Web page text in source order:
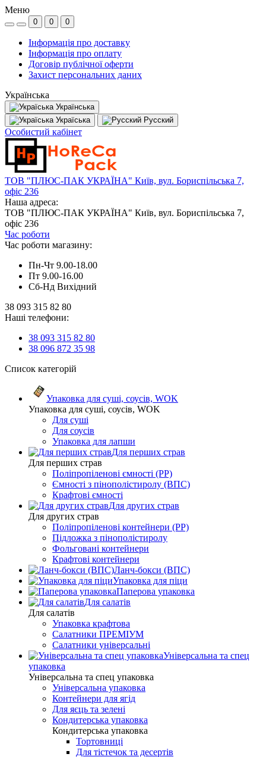
Меню
0 0 0
Інформація про доставку
Інформація про оплату
Договір публічної оферти
Захист персональних даних
Українська
Українська
Україська
Русский
Особистий кабінет
ТОВ "ПЛЮС-ПАК УКРАЇНА" Київ, вул. Бориспільська 7,
офіс 236
Наша адреса:
ТОВ "ПЛЮС-ПАК УКРАЇНА" Київ, вул. Бориспільська 7,
офіс 236
Час роботи
Час роботи магазину:
Пн-Чт 9.00-18.00
Пт 9.00-16.00
Сб-Нд Вихідний
38 093 315 82 80
Наші телефони:
38 093 315 82 80
38 096 872 35 98
Список категорій
Упаковка для суші, соусів, WOK
Упаковка для суші, соусів, WOK
Для суші
Для соусів
Упаковка для лапши
Для перших страв
Для перших страв
Поліпропіленові ємності (PP)
Ємності з пінополістиролу (ВПС)
Крафтові ємності
Для других страв
Для других страв
Поліпропіленові контейнери (PP)
Підложка з пінополістиролу
Фольговані контейнери
Крафтові контейнери
Ланч-бокси (ВПС)
Упаковка для піци
Паперова упаковка
Для салатів
Для салатів
Упаковка крафтова
Салатники ПРЕМІУМ
Салатники універсальні
Універсальна та спец
упаковка
Універсальна та спец упаковка
Універсальна упаковка
Контейнери для ягід
Для яєць та зелені
Кондитерська упаковка
Кондитерська упаковка
Тортовниці
Для тістечок та десертів